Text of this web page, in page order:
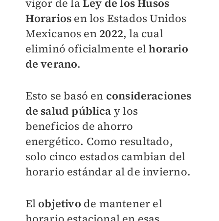
vigor de laLey de los Husos
Horarios en los Estados Unidos
Mexicanos en 2022, la cual
eliminó oficialmente elhorario
de verano.
Esto se basó en consideraciones
de salud pública y los
beneficios de ahorro
energético. Como resultado,
solo cinco estados cambian del
horario estándar al de invierno.
El objetivo de mantener el